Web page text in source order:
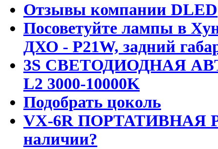
Отзывы компании DLED
Посоветуйте лампы в
ДХО - P21W, задний
3S СВЕТОДИОДНАЯ
L2 3000-10000K
Подобрать цоколь
VX-6R ПОРТАТИВНАЯ
наличии?